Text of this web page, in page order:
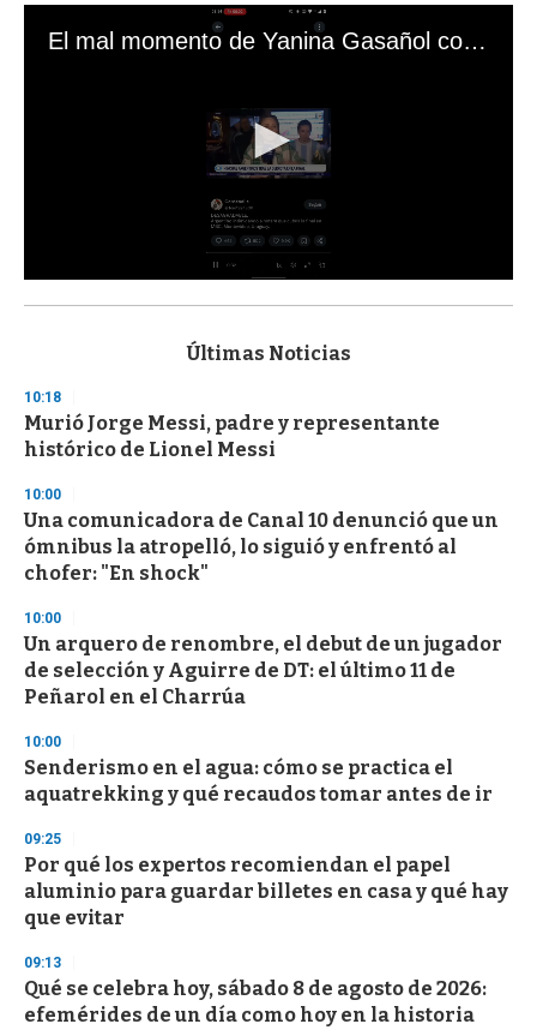
El mal momento de Yanina Gasañol con un hincha argentino en "Subrayado"
s
d
s
o
f
3
s
e
c
o
d
s
Últimas Noticias
10:18
Murió Jorge Messi, padre y representante
histórico de Lionel Messi
10:00
Una comunicadora de Canal 10 denunció que un
ómnibus la atropelló, lo siguió y enfrentó al
chofer: "En shock"
10:00
Un arquero de renombre, el debut de un jugador
de selección y Aguirre de DT: el último 11 de
Peñarol en el Charrúa
10:00
Senderismo en el agua: cómo se practica el
aquatrekking y qué recaudos tomar antes de ir
09:25
Por qué los expertos recomiendan el papel
aluminio para guardar billetes en casa y qué hay
que evitar
09:13
Qué se celebra hoy, sábado 8 de agosto de 2026:
efemérides de un día como hoy en la historia